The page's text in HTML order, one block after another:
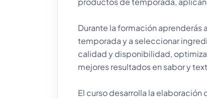
Durante la formación
temporada y a seleccionar
calidad y disponibilidad,
mejores resultados en sabor y
El curso desarrolla la